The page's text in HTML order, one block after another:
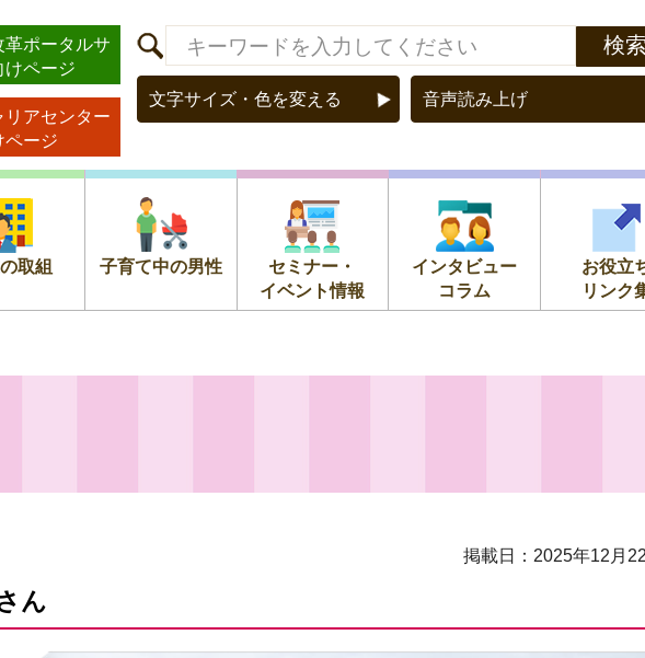
ポータルサ
けページ
アセンター
ページ
文字サイズ・色を変える 音声読み上げ
取組 子育て中の男性
セミナー・
イベント情報
インタビュー
コラム
お役立
リンク
掲載日：2025年12月
ん